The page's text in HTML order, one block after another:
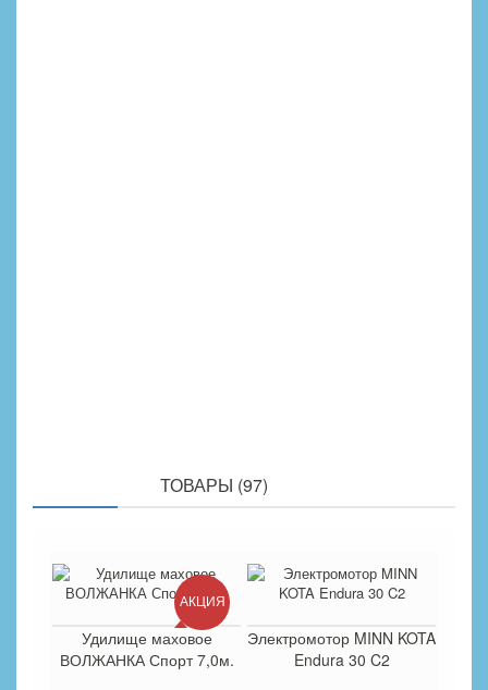
ТОВАРЫ (97)
АКЦИЯ
Удилище маховое
ВОЛЖАНКА Спорт 7,0м.
Электромотор MINN KOTA
Endura 30 C2